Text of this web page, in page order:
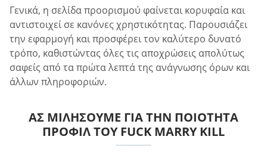
Γενικά, η σελίδα προορισμού φαίνεται κορυφαία και
αντιστοιχεί σε κανόνες χρηστικότητας. Παρουσιάζει
την εφαρμογή και προσφέρει τον καλύτερο δυνατό
τρόπο, καθιστώντας όλες τις αποχρώσεις απολύτως
σαφείς από τα πρώτα λεπτά της ανάγνωσης όρων και
άλλων πληροφοριών.
ΑΣ ΜΙΛΉΣΟΥΜΕ ΓΙΑ ΤΗΝ ΠΟΙΌΤΗΤΑ
ΠΡΟΦΊΛ ΤΟΥ FUCK MARRY KILL